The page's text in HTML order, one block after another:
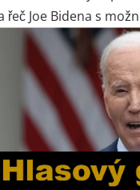
Joe Bidena s